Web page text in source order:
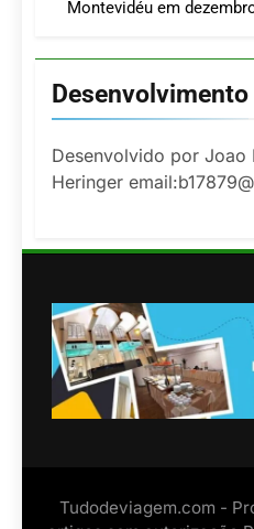
Montevidéu em
Desenvolvimento
Desenvolvido por Joao
Heringer
Tudodeviagem.com -